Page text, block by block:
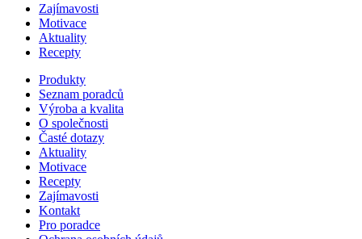
Zajímavosti
Motivace
Aktuality
Recepty
Produkty
Seznam poradců
Výroba a kvalita
O společnosti
Časté dotazy
Aktuality
Motivace
Recepty
Zajímavosti
Kontakt
Pro poradce